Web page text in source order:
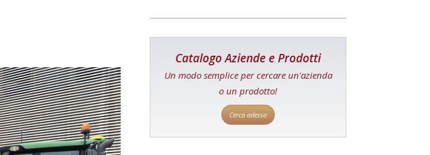
Catalogo Aziende e Prodotti
Un modo semplice per cercare un'azienda
o un prodotto!
Cerca adesso